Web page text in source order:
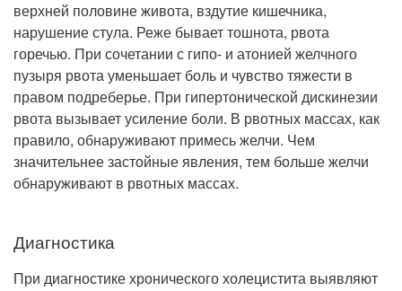
верхней половине живота, вздутие кишечника,
нарушение стула. Реже бывает тошнота, рвота
горечью. При сочетании с гипо- и атонией желчного
пузыря рвота уменьшает боль и чувство тяжести в
правом подреберье. При гипертонической дискинезии
рвота вызывает усиление боли. В рвотных массах, как
правило, обнаруживают примесь желчи. Чем
значительнее застойные явления, тем больше желчи
обнаруживают в рвотных массах.
Диагностика
При диагностике хронического холецистита выявляют